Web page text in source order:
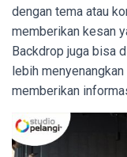
dengan tema atau
memberikan kesan
Backdrop juga bisa
lebih
memberikan